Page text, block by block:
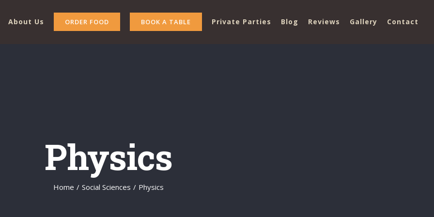
About Us ORDER FOOD BOOK A TABLE Private Parties Blog Reviews Gallery Contact
Physics
Home / Social Sciences / Physics